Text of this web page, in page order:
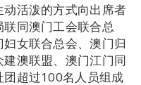
活泼的方式向出席者
同澳门工会联合总
女联合总会、澳门归
澳联盟、澳门江门同
团超过100名人员组成